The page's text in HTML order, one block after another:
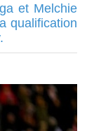
et Melchie
qualification